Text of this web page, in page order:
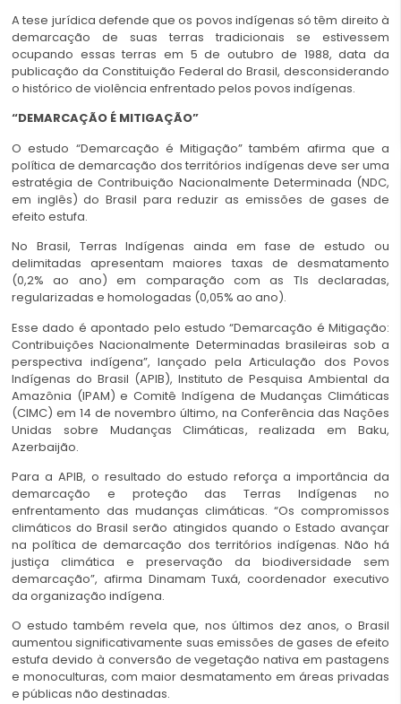
A tese jurídica defende que os povos indígenas só têm direito à
demarcação de suas terras tradicionais se estivessem
ocupando essas terras em 5 de outubro de 1988, data da
publicação da Constituição Federal do Brasil, desconsiderando
o histórico de violência enfrentado pelos povos indígenas.
“DEMARCAÇÃO É MITIGAÇÃO”
O estudo “Demarcação é Mitigação” também afirma que a
política de demarcação dos territórios indígenas deve ser uma
estratégia de Contribuição Nacionalmente Determinada (NDC,
em inglês) do Brasil para reduzir as emissões de gases de
efeito estufa.
No Brasil, Terras Indígenas ainda em fase de estudo ou
delimitadas apresentam maiores taxas de desmatamento
(0,2% ao ano) em comparação com as TIs declaradas,
regularizadas e homologadas (0,05% ao ano).
Esse dado é apontado pelo estudo “Demarcação é Mitigação:
Contribuições Nacionalmente Determinadas brasileiras sob a
perspectiva indígena”, lançado pela Articulação dos Povos
Indígenas do Brasil (APIB), Instituto de Pesquisa Ambiental da
Amazônia (IPAM) e Comitê Indígena de Mudanças Climáticas
(CIMC) em 14 de novembro último, na Conferência das Nações
Unidas sobre Mudanças Climáticas, realizada em Baku,
Azerbaijão.
Para a APIB, o resultado do estudo reforça a importância da
demarcação e proteção das Terras Indígenas no
enfrentamento das mudanças climáticas. “Os compromissos
climáticos do Brasil serão atingidos quando o Estado avançar
na política de demarcação dos territórios indígenas. Não há
justiça climática e preservação da biodiversidade sem
demarcação”, afirma Dinamam Tuxá, coordenador executivo
da organização indígena.
O estudo também revela que, nos últimos dez anos, o Brasil
aumentou significativamente suas emissões de gases de efeito
estufa devido à conversão de vegetação nativa em pastagens
e monoculturas, com maior desmatamento em áreas privadas
e públicas não destinadas.